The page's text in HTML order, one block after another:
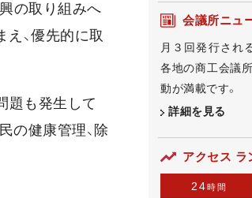
の取り組みへ
、優先的に取
題も発生して
の健康管理、除
会議所ニュ
月３回発行され
各地の商工会議
動が満載です。
詳細を見る
アクセス ラ
24時間